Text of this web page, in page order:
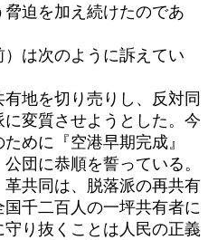
迫を加え続けたのであ
は次のように訴えてい
地を切り売りし、反対同
変質させようとした。今
めに『空港早期完成』
団に恭順を誓っている。
共同は、脱落派の再共有
千二百人の一坪共有者に
り抜くことは人民の正義